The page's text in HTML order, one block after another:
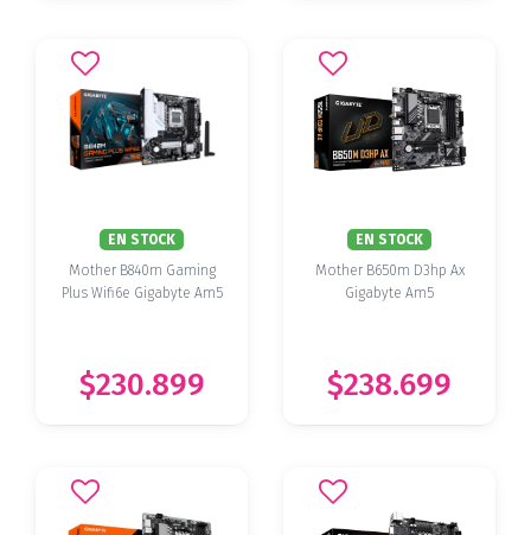
EN STOCK
Mother B840m Gaming
Plus Wifi6e Gigabyte Am5
$230.899
EN STOCK
Mother B650m D3hp Ax
Gigabyte Am5
$238.699